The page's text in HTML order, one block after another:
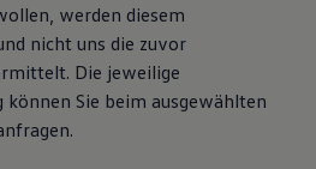
werden diesem
nicht uns die zuvor
Die jeweilige
können Sie beim ausgewählten